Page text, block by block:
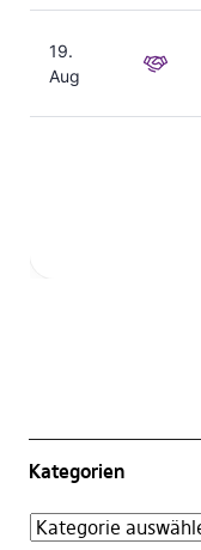
Kategorien